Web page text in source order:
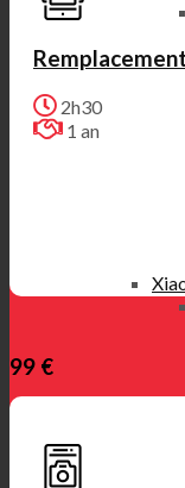
2h30
1 an
99 €